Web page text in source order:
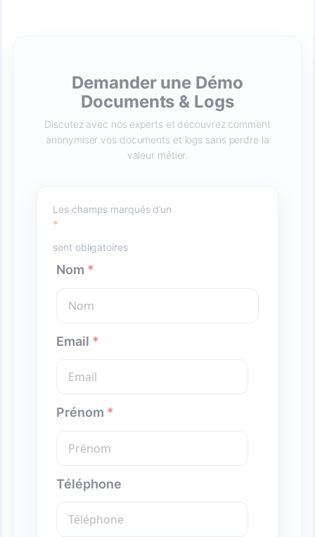
Demander une Démo
Documents & Logs
Discutez avec nos experts et découvrez comment
anonymiser vos documents et logs sans perdre la
valeur métier.
Les champs marqués d’un
*
sont obligatoires
Nom *
Email *
Prénom *
Téléphone